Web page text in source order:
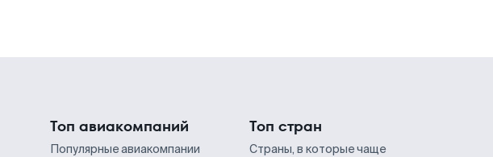
Топ авиакомпаний
Популярные авиакомпании
Топ стран
Страны, в которые чаще